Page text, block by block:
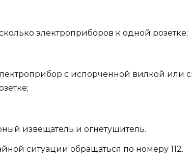
электроприборов к одной розетке;
с испорченной вилкой или
извещатель и огнетушитель.
ситуации обращаться по номеру 112.